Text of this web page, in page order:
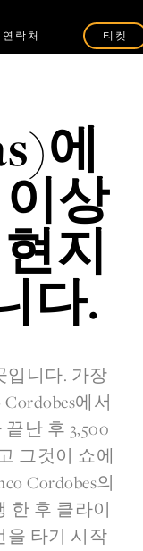
연락처 티켓
에
상
지
다.
입니다. 가장
에서
난 후 3,500
그것이 쇼에
Cordobes의
한 후 클라이
을 타기 시작